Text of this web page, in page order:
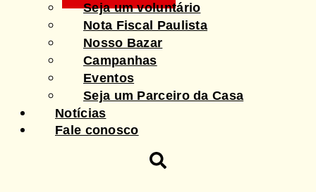
Seja um voluntário
Nota Fiscal Paulista
Nosso Bazar
Campanhas
Eventos
Seja um Parceiro da Casa
Notícias
Fale conosco